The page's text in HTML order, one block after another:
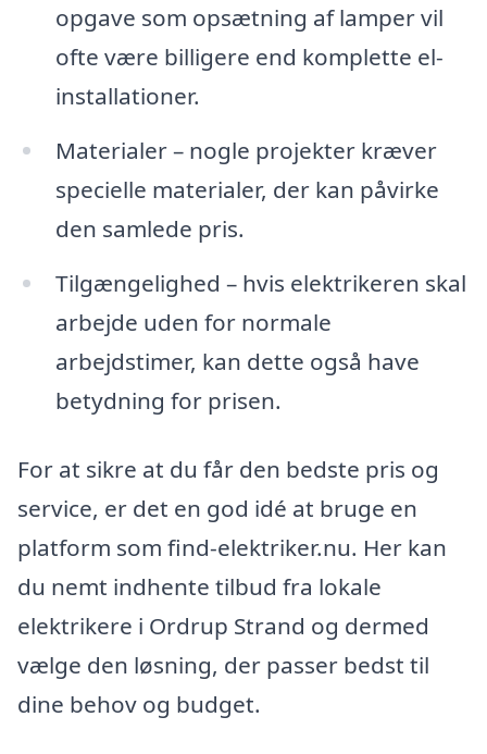
opgave som opsætning af lamper vil
ofte være billigere end komplette el-
installationer.
Materialer – nogle projekter kræver
specielle materialer, der kan påvirke
den samlede pris.
Tilgængelighed – hvis elektrikeren skal
arbejde uden for normale
arbejdstimer, kan dette også have
betydning for prisen.
For at sikre at du får den bedste pris og
service, er det en god idé at bruge en
platform som find-elektriker.nu. Her kan
du nemt indhente tilbud fra lokale
elektrikere i Ordrup Strand og dermed
vælge den løsning, der passer bedst til
dine behov og budget.